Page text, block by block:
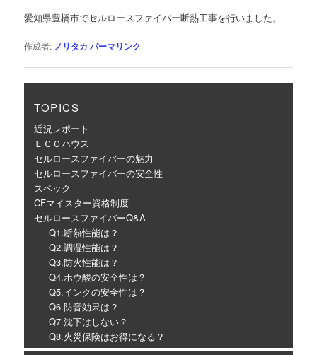
ゲ
シ
愛知県豊橋市でセルロースファイバー断熱工事を行いました。
作成者: ノリタカ パーマリンク
TOPICS
近況レポート
ＥＣＯハウス
セルロースファイバーの魅力
セルロースファイバーの安全性
スペック
CFマイスター資格制度
セルロースファイバーQ&A
Q1.断熱性能は？
Q2.調湿性能は？
Q3.防火性能は？
Q4.ホウ酸の安全性は？
Q5.インクの安全性は？
Q6.防音効果は？
Q7.沈下はしない？
Q8.火災保険はお得になる？